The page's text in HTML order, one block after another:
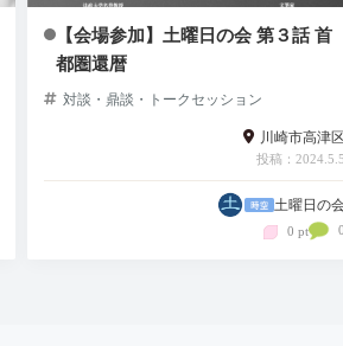
【会場参加】土曜日の会 第３話 首
都圏還暦
対談・鼎談・トークセッション
川崎市高津区
投稿：2024.5.5
土曜日の
0 pt 0